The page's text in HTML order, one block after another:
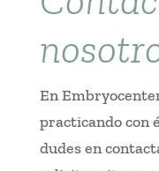
En
practicando con
dudes en